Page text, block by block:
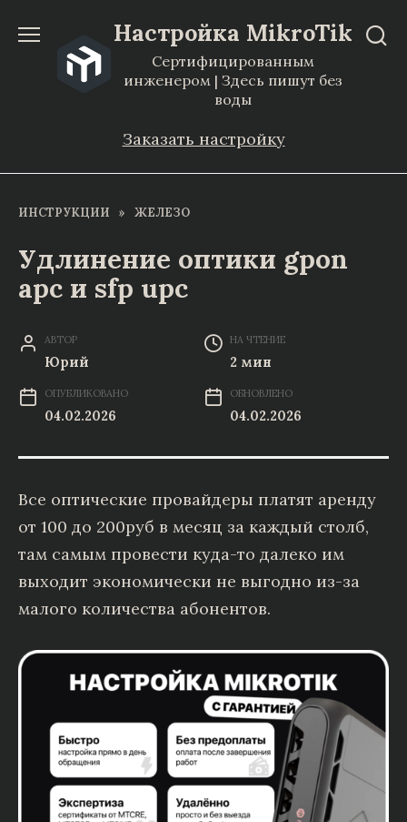
содержанию
Настройка MikroTik
Сертифицированным
инженером | Здесь пишут без
воды
Заказать настройку
ИНСТРУКЦИИ » ЖЕЛЕЗО
Удлинение оптики gpon
apc и sfp upc
АВТОР
Юрий
НА ЧТЕНИЕ
2 мин
ОПУБЛИКОВАНО
04.02.2026
ОБНОВЛЕНО
04.02.2026
Все оптические провайдеры платят аренду
от 100 до 200руб в месяц за каждый столб,
там самым провести куда-то далеко им
выходит экономически не выгодно из-за
малого количества абонентов.